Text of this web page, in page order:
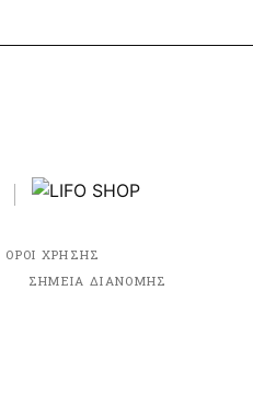
ΟΡΟΙ ΧΡΗΣΗΣ
ΣΗΜΕΙΑ ΔΙΑΝΟΜΗΣ